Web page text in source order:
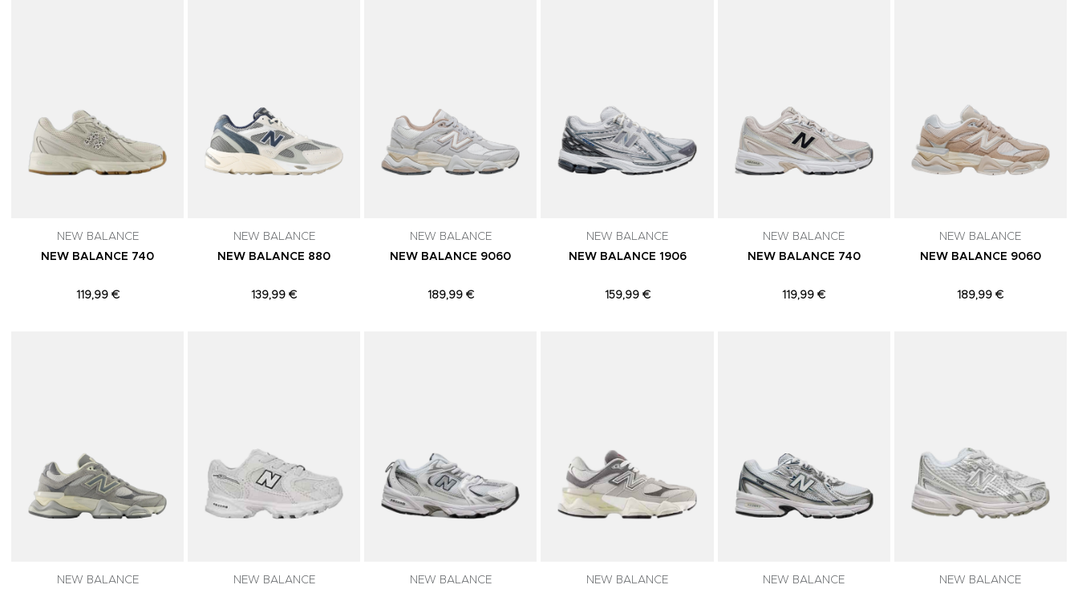
NEW BALANCE
NEW BALANCE 740
119,99 €
NEW BALANCE
NEW BALANCE 880
139,99 €
NEW BALANCE
NEW BALANCE 9060
189,99 €
NEW BALANCE
NEW BALANCE 1906
159,99 €
NEW BALANCE
NEW BALANCE 740
119,99 €
NEW BALANCE
NEW BALANCE 9060
189,99 €
NEW BALANCE
NEW BALANCE
NEW BALANCE
NEW BALANCE
NEW BALANCE
NEW BALANCE